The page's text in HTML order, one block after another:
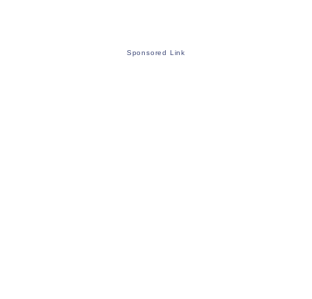
Sponsored Link